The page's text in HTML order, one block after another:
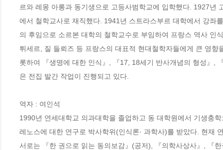
르와 레몽 아롱과 동기생으로 고등사범학교에 입학했다. 1927년
에서 철학교사로 재직했다. 1941년 스트라스부르 대학에서 강좌
의 후임으로 소르본 대학의 철학교수로 부임하여 프랑스 역사
튀세르, 질 들뢰즈 등 프랑스의 대표적 현대철학자들에게 큰 영
롯하여 『생명에 대한 인식』, 『17, 18세기 반사개념의 형성』,
은 전집 발간 작업이 진행되고 있다.
역자 : 여인석
1990년 연세대학교 의과대학을 졸업하고 동 대학원에서 기생충
레노스에 대한 연구로 박사학위(인식론· 과학사)를 받았다. 현재
서로는 『한 권으로 읽는 동의보감』(공저), 『의학사상사』, 『